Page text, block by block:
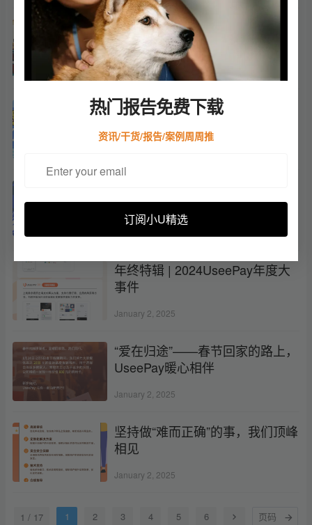
热门报告免费下载
资讯/干货/报告/案例周周推
订阅小U精选
民营企业座谈会，释放出重磅信
号，民营企业迎来新机遇
March 3, 2025
企业出海注册地选择之终极指南
起飞，订单多到停不下来！
年终特辑 | 2024UseePay年度大
事件
January 2, 2025
“爱在归途”——春节回家的路上，
UseePay暖心相伴
January 2, 2025
坚持做“难而正确”的事，我们顶峰
相见
January 2, 2025
1 / 17 1 2 3 4 5 6